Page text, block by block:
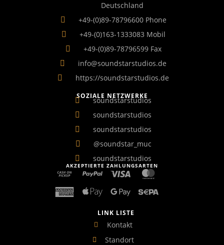
LINK LISTE
Kontakt
Standort
SOZIALE NETZWERKE
soundstarstudios
soundstarstudios
soundstarstudios
@soundstar_muc
soundstarstudios
AKZEPTIERTE ZAHLUNGSARTEN
Deutschland
+49-(0)89-78796600 Phone
+49-(0)163-1333083 Mobil
+49-(0)89-78796599 Fax
info@soundstarstudios.de
https://soundstarstudios.de